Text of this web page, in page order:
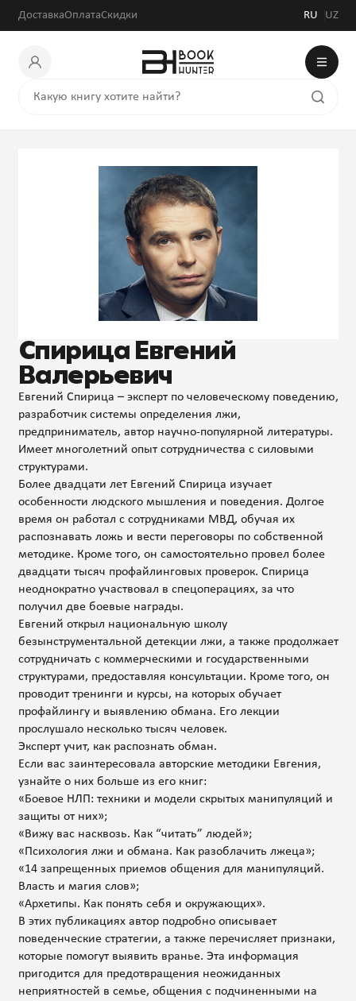
ДоставкаОплатаСкидки RU UZ
Спирица Евгений
Валерьевич
Евгений Спирица – эксперт по человеческому поведению,
разработчик системы определения лжи,
предприниматель, автор научно-популярной литературы.
Имеет многолетний опыт сотрудничества с силовыми
структурами.
Более двадцати лет Евгений Спирица изучает
особенности людского мышления и поведения. Долгое
время он работал с сотрудниками МВД, обучая их
распознавать ложь и вести переговоры по собственной
методике. Кроме того, он самостоятельно провел более
двадцати тысяч профайлинговых проверок. Спирица
неоднократно участвовал в спецоперациях, за что
получил две боевые награды.
Евгений открыл национальную школу
безынструментальной детекции лжи, а также продолжает
сотрудничать с коммерческими и государственными
структурами, предоставляя консультации. Кроме того, он
проводит тренинги и курсы, на которых обучает
профайлингу и выявлению обмана. Его лекции
прослушало несколько тысяч человек.
Эксперт учит, как распознать обман.
Если вас заинтересовала авторские методики Евгения,
узнайте о них больше из его книг:
«Боевое НЛП: техники и модели скрытых манипуляций и
защиты от них»;
«Вижу вас насквозь. Как “читать” людей»;
«Психология лжи и обмана. Как разоблачить лжеца»;
«14 запрещенных приемов общения для манипуляций.
Власть и магия слов»;
«Архетипы. Как понять себя и окружающих».
В этих публикациях автор подробно описывает
поведенческие стратегии, а также перечисляет признаки,
которые помогут выявить вранье. Эта информация
пригодится для предотвращения неожиданных
неприятностей в семье, общения с подчиненными на